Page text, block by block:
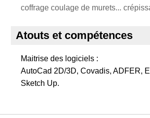
coffrage coulage de murets...
Atouts et compétences
Maitrise des logiciels :
AutoCad 2D/3D, Covadis, ADFER,
Sketch Up.